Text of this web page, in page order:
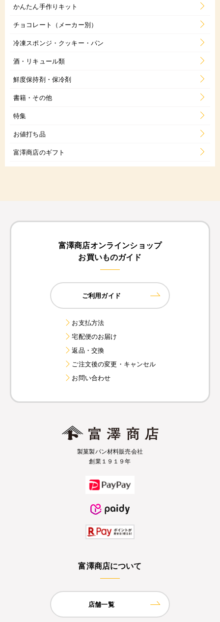
かんたん手作りキット
チョコレート（メーカー別）
冷凍スポンジ・クッキー・パン
酒・リキュール類
鮮度保持剤・保冷剤
書籍・その他
特集
お値打ち品
富澤商店のギフト
富澤商店オンラインショップ
お買いものガイド
ご利用ガイド
お支払方法
宅配便のお届け
返品・交換
ご注文後の変更・キャンセル
お問い合わせ
製菓製パン材料販売会社
創業１９１９年
富澤商店について
店舗一覧